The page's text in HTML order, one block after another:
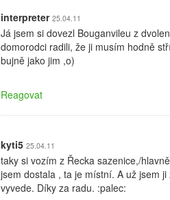
interpreter 25.04.11
Já jsem si dovezl Bouganvileu z
domorodci radili, že ji musím hodně
bujně jako jim ,o)
Reagovat
kyti5 25.04.11
taky si vozím z Řecka sazenice,/
jsem dostala , ta je místní. A už jsem
vyvede. Díky za radu. :palec: